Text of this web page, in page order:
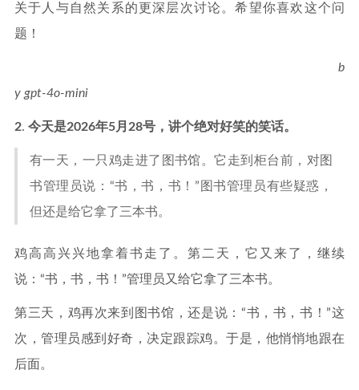
关于人与自然关系的更深层次讨论。希望你喜欢这个问
题！
b
y gpt-4o-mini
2. 今天是2026年5月28号，讲个绝对好笑的笑话。
有一天，一只鸡走进了图书馆。它走到柜台前，对图
书管理员说：“书，书，书！”图书管理员有些疑惑，
但还是给它拿了三本书。
鸡高高兴兴地拿着书走了。第二天，它又来了，继续
说：“书，书，书！”管理员又给它拿了三本书。
第三天，鸡再次来到图书馆，还是说：“书，书，书！”这
次，管理员感到好奇，决定跟踪鸡。于是，他悄悄地跟在
后面。